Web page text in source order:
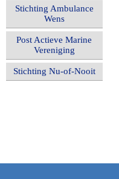
Stichting Ambulance
Wens
Post Actieve Marine
Vereniging
Stichting Nu-of-Nooit